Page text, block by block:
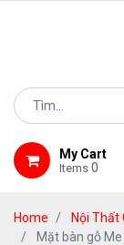
My Cart
Items 0
Home Nội Thất
Mặt bàn gỗ